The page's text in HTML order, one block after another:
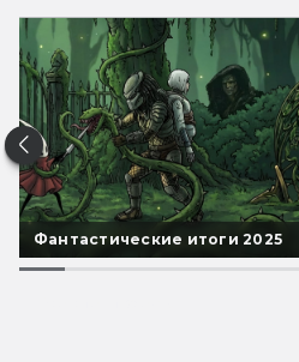
Фантастические итоги 2025